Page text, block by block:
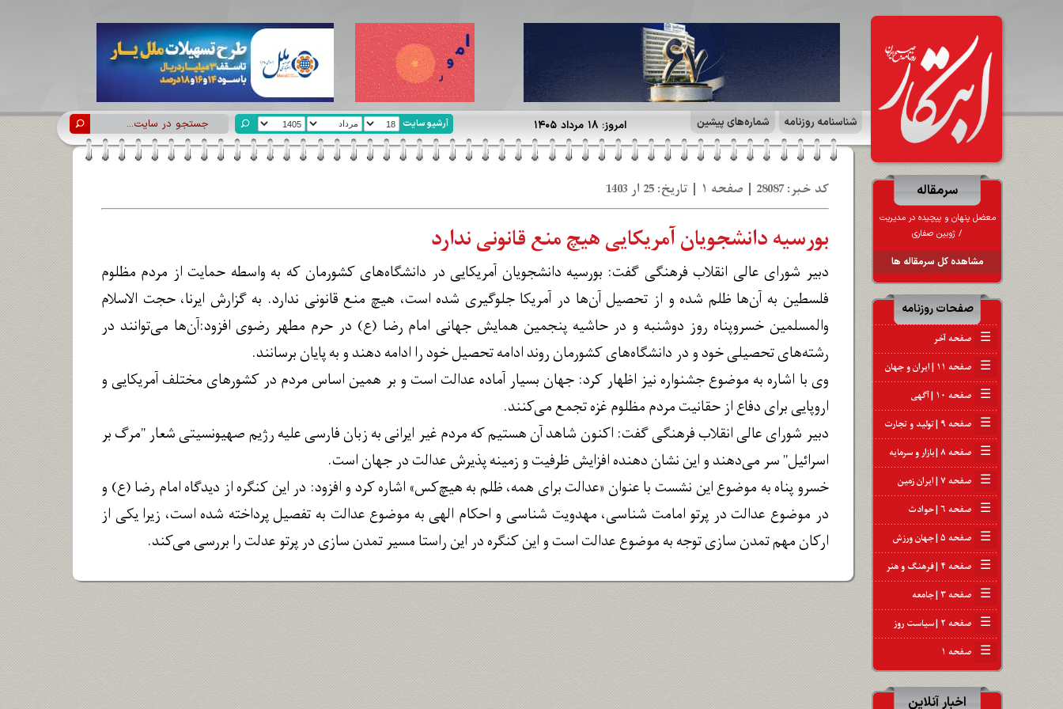
آرشیو سایت امروز: ۱۸ مرداد ۱۴۰۵ شناسنامه روزنامه شماره‌های پیشین
سرمقاله
معضل پنهان و پیچیده در مدیریت
/ ژوبین صفاری
مشاهده کل سرمقاله ها
صفحات روزنامه
☰ صفحه آخر
☰ صفحه ۱۱ | ایران و جهان
☰ صفحه ۱۰ | آگهی
☰ صفحه ۹ | تولید و تجارت
☰ صفحه ۸ | بازار و سرمایه
☰ صفحه ۷ | ایران زمین
☰ صفحه ۶ | حوادث
☰ صفحه ۵ | جهان ورزش
☰ صفحه ۴ | فرهنگ و هنر
☰ صفحه ۳ | جامعه
☰ صفحه ۲ | سیاست روز
☰ صفحه ۱
اخبار آنلاین
کد خبر: 28087 | صفحه ۱ | تاریخ: 25 ار 1403
بورسیه دانشجویان آمریکایی هیچ منع قانونی ندارد
دبیر شورای عالی انقلاب فرهنگی گفت: بورسیه دانشجویان آمریکایی در دانشگاه‌های کشورمان که به واسطه حمایت از مردم مظلوم
فلسطین به آن‌ها ظلم شده و از تحصیل آن‌ها در آمریکا جلوگیری شده است، هیچ منع قانونی ندارد. به گزارش ایرنا، حجت الاسلام
والمسلمین خسروپناه روز دوشنبه و در حاشیه پنجمین همایش جهانی امام رضا (ع) در حرم مطهر رضوی افزود:آن‌ها می‌توانند در
رشته‌های تحصیلی خود و در دانشگاه‌های کشورمان روند ادامه تحصیل خود را ادامه دهند و به پایان برسانند.
وی با اشاره به موضوع جشنواره نیز اظهار کرد: جهان بسیار آماده عدالت است و بر همین اساس مردم در کشور‌های مختلف آمریکایی و
اروپایی برای دفاع از حقانیت مردم مظلوم غزه تجمع می‌کنند.
دبیر شورای عالی انقلاب فرهنگی گفت: اکنون شاهد آن هستیم که مردم غیر ایرانی به زبان فارسی علیه رژیم صهیونسیتی شعار "مرگ بر
اسرائیل" سر می‌دهند و این نشان دهنده افزایش ظرفیت و زمینه پذیرش عدالت در جهان است.
خسرو پناه به موضوع این نشست با عنوان «عدالت برای همه، ظلم به هیچ‌کس» اشاره کرد و افزود: در این کنگره از دیدگاه امام رضا (ع) و
در موضوع عدالت در پرتو امامت شناسی، مهدویت شناسی و احکام الهی به موضوع عدالت به تفصیل پرداخته شده است، زیرا یکی از
ارکان مهم تمدن سازی توجه به موضوع عدالت است و این کنگره در این راستا مسیر تمدن سازی در پرتو عدلت را بررسی می‌کند.